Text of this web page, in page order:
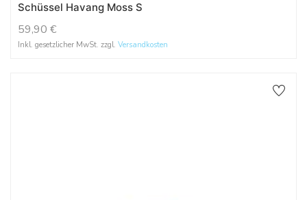
Schüssel Havang Moss S
59,90 €
Inkl. gesetzlicher MwSt. zzgl. Versandkosten